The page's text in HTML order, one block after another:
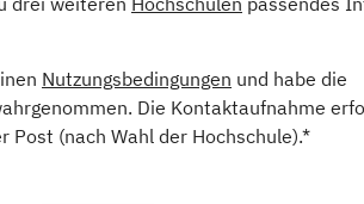
Nutzungsbedingungen und habe die
Die Kontaktaufnahme
Post (nach Wahl der Hochschule).*